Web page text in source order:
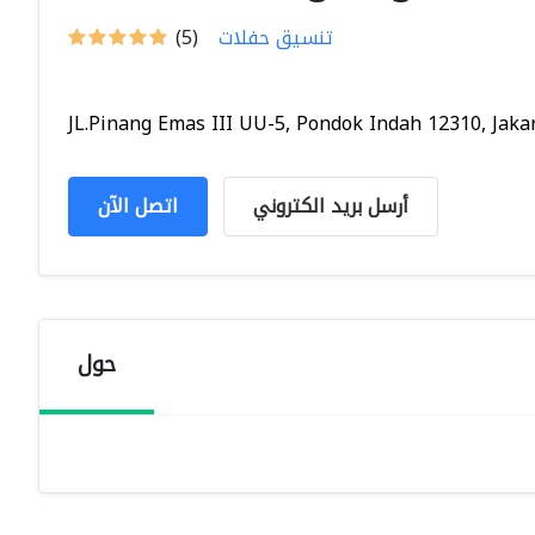
(5) تنسيق حفلات
JL.Pinang Emas III UU-5, Pondok Indah 12310,
اتصل الآن أرسل بريد الكتروني
حول